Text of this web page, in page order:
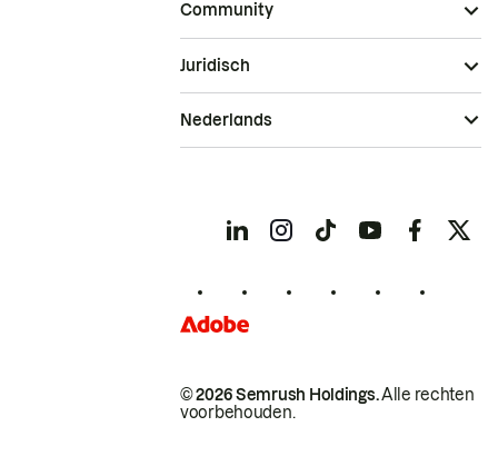
Community
© 2026 Semrush Holdings.Alle rechten
voorbehouden.
Juridisch
Nederlands